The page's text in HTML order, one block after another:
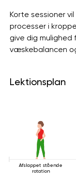
Korte sessioner
processer i
give dig
væskebalancen
Lektionsplan
Afslappet stående
rotation